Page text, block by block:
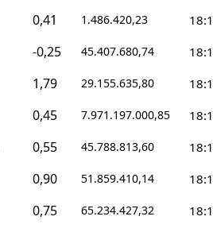
0,41 1.486.420,23
-0,25 45.407.680,74
1,79 29.155.635,80
0,45 7.971.197.000,85
0,55 45.788.813,60
0,90 51.859.410,14
0,75 65.234.427,32